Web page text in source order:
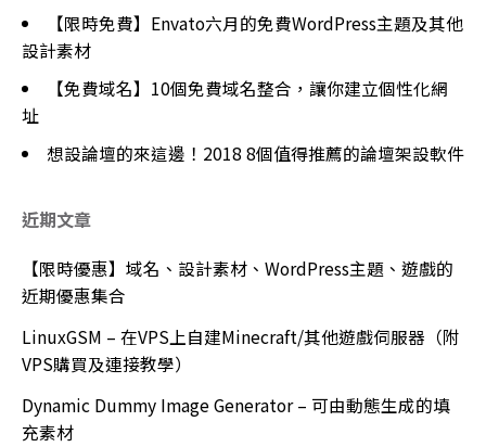
【限時免費】Envato六月的免費WordPress主題及其他
設計素材
【免費域名】10個免費域名整合，讓你建立個性化網
址
想設論壇的來這邊！2018 8個值得推薦的論壇架設軟件
近期文章
【限時優惠】域名、設計素材、WordPress主題、遊戲的
近期優惠集合
LinuxGSM – 在VPS上自建Minecraft/其他遊戲伺服器（附
VPS購買及連接教學）
Dynamic Dummy Image Generator – 可由動態生成的填
充素材